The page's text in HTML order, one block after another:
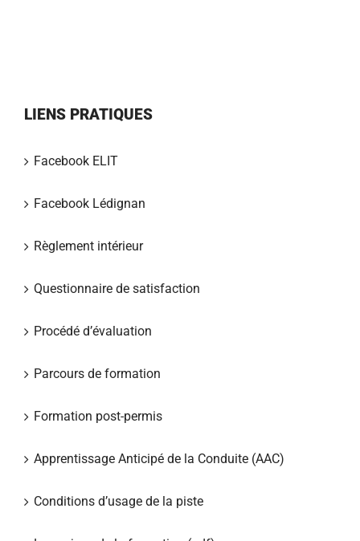
LIENS PRATIQUES
Facebook ELIT
Facebook Lédignan
Règlement intérieur
Questionnaire de satisfaction
Procédé d’évaluation
Parcours de formation
Formation post-permis
Apprentissage Anticipé de la Conduite (AAC)
Conditions d’usage de la piste